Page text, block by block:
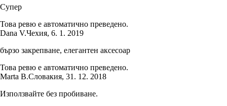
Супер
Това ревю е автоматично преведено.
Dana V.Чехия, 6. 1. 2019
бързо закрепване, елегантен аксесоар
Това ревю е автоматично преведено.
Marta B.Словакия, 31. 12. 2018
Използвайте без пробиване.